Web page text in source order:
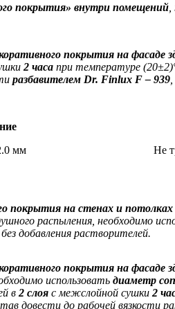
покрытия» внутри помещений
покрытия на фасаде
2 часа при температуре
разбавителем Dr. Finlux F – 939
мм
Не
покрытия на стенах и
распыления, необходимо
добавления растворителей.
покрытия на фасаде
использовать диаметр
в 2 слоя с межслойной сушки 2
довести до рабочей вязкости